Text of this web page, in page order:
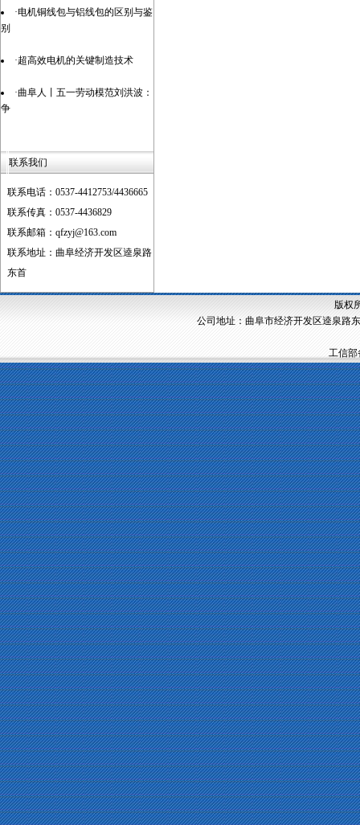
·电机铜线包与铝线包的区别与鉴
别
·超高效电机的关键制造技术
·曲阜人丨五一劳动模范刘洪波：
争
联系我们
联系电话：0537-4412753/4436665
联系传真：0537-4436829
联系邮箱：qfzyj@163.com
联系地址：曲阜经济开发区逵泉路
东首
版权
公司地址：曲阜市经济开发区逵泉路
工信部